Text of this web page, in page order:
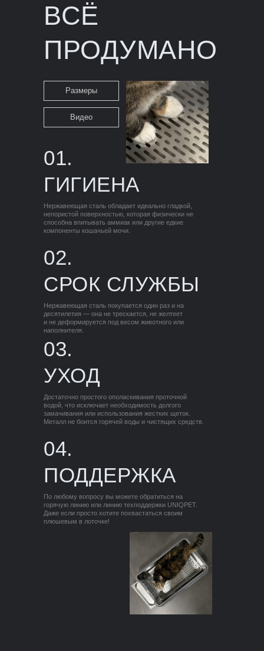
04.
ПОДДЕРЖКА
По любому вопросу вы можете обратиться на
горячую линию или линию техподдержки UNIQPET.
Даже если просто хотите похвастаться своим
плюшевым в лоточке!
03.
УХОД
Достаточно простого ополаскивания проточной
водой, что исключает необходимость долгого
замачивания или использования жестких щеток.
Металл не боится горячей воды и чистящих средств.
Нержавеющая сталь покупается один раз и на
десятилетия — она не трескается, не желтеет
и не деформируется под весом животного или
наполнителя.
02.
СРОК СЛУЖБЫ
Нержавеющая сталь обладает идеально гладкой,
непористой поверхностью, которая физически не
способна впитывать аммиак или другие едкие
компоненты кошачьей мочи.
01.
ГИГИЕНА
ВСЁ
ПРОДУМАНО
Видео
Размеры